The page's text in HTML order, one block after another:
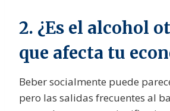
2. ¿Es el alcohol
que afecta tu
Beber socialmente puede
pero las salidas frecuentes al